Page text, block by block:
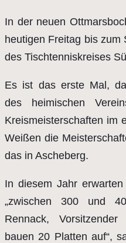
In der neuen
heutigen Freitag bis zum
des Tischtenniskreises
Es ist das erste Mal,
des heimischen
Kreismeisterschaften im
Weißen die
das in Ascheberg.
In diesem Jahr
„zwischen 300 und
Rennack,
bauen 20 Platten auf“,